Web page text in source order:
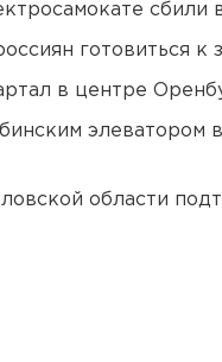
сбили
готовиться к
в центре
элеватором
области